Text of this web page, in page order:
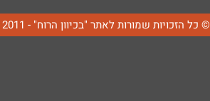
© כל הזכויות שמורות לאתר "בכיוון הרוח" - 2011 טל: 050-8517840